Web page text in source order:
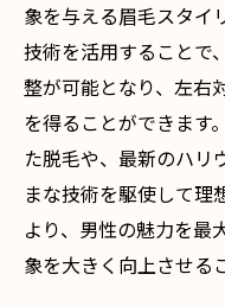
象を与える眉毛スタイ
技術を活用することで
整が可能となり、左右
を得ることができます
た脱毛や、最新のハリ
まな技術を駆使して理
より、男性の魅力を最
象を大きく向上させる